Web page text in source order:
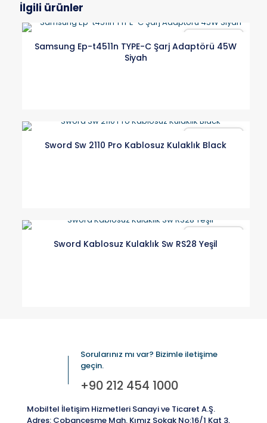
İlgili ürünler
Samsung Ep-t4511n TYPE-C Şarj Adaptörü 45W
Siyah
Sword Sw 2110 Pro Kablosuz Kulaklık Black
Sword Kablosuz Kulaklık Sw RS28 Yeşil
Sorularınız mı var? Bizimle iletişime
geçin.
+90 212 454 1000
Mobiltel İletişim Hizmetleri Sanayi ve Ticaret A.Ş.
Adres: Çobançeşme Mah. Kımız Sokak No:16/1 Kat 3,